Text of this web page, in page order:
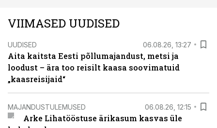
VIIMASED UUDISED
UUDISED 06.08.26, 13:27
Aita kaitsta Eesti põllumajandust, metsi ja
loodust – ära too reisilt kaasa soovimatuid
„kaasreisijaid“
MAJANDUSTULEMUSED 06.08.26, 12:15
Arke Lihatööstuse ärikasum kasvas üle